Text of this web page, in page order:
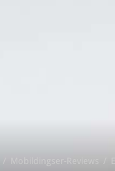
/ Mobildingser-Reviews /